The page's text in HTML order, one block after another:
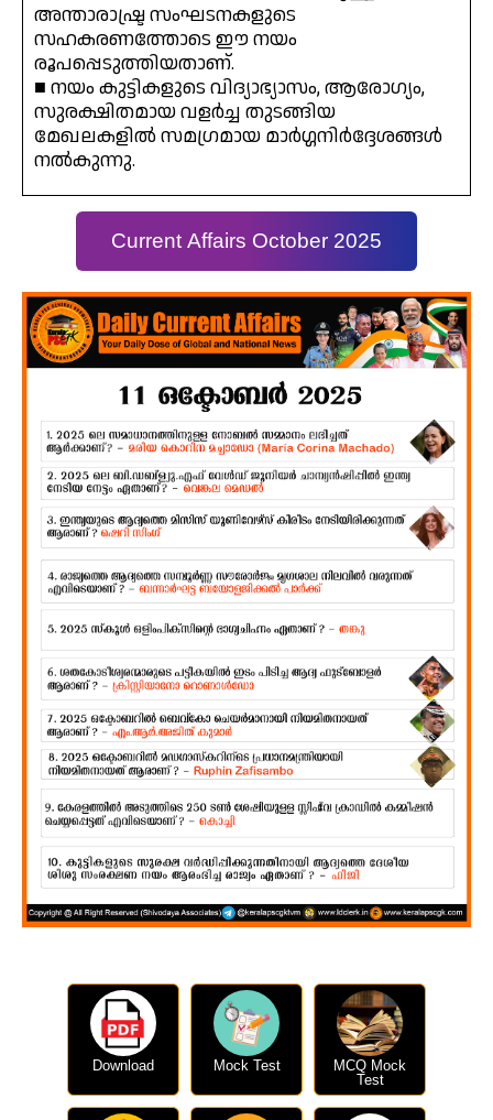
അന്താരാഷ്ട്ര സംഘടനകളുടെ
സഹകരണത്തോടെ ഈ നയം
രൂപപ്പെടുത്തിയതാണ്.
■ നയം കുട്ടികളുടെ വിദ്യാഭ്യാസം, ആരോഗ്യം,
സുരക്ഷിതമായ വളർച്ച തുടങ്ങിയ
മേഖലകളിൽ സമഗ്രമായ മാർഗ്ഗനിർദ്ദേശങ്ങൾ
നൽകുന്നു.
Current Affairs October 2025
Download Mock Test
MCQ Mock
Test